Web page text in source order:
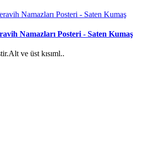
Namazları Posteri - Saten Kumaş
ve üst kısıml..